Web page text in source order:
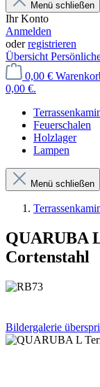
Menü schließen
Ihr Konto
Anmelden
oderregistrieren
Übersicht
0,00 €
0,00 €.
Feuerschalen
Holzlager
Lampen
Menü schließen
QUARUBA
Cortenstahl
Bildergalerie